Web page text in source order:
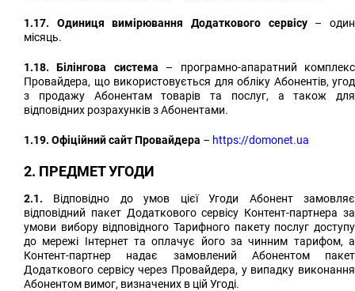
1.17. Одиниця вимірювання Додаткового сервісу– один
місяць.
1.18. Білінгова система – програмно-апаратний комплекс
Провайдера, що використовується для обліку Абонентів, угод
з продажу Абонентам товарів та послуг, а також для
відповідних розрахунків з Абонентами.
1.19. Офіційний сайт Провайдера – https://domonet.ua
2. ПРЕДМЕТ УГОДИ
2.1. Відповідно до умов цієї Угоди Абонент замовляє
відповідний пакет Додаткового сервісу Контент-партнера за
умови вибору відповідного Тарифного пакету послуг доступу
до мережі Інтернет та оплачує його за чинним тарифом, а
Контент-партнер надає замовлений Абонентом пакет
Додаткового сервісу через Провайдера, у випадку виконання
Абонентом вимог, визначених в цій Угоді.